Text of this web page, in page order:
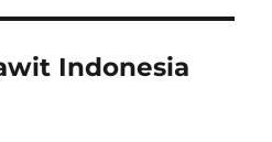
Indonesia